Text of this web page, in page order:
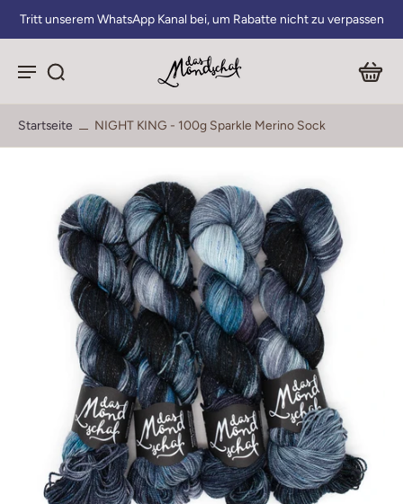
Tritt unserem WhatsApp Kanal bei, um Rabatte nicht zu verpassen
Startseite NIGHT KING - 100g Sparkle Merino Sock